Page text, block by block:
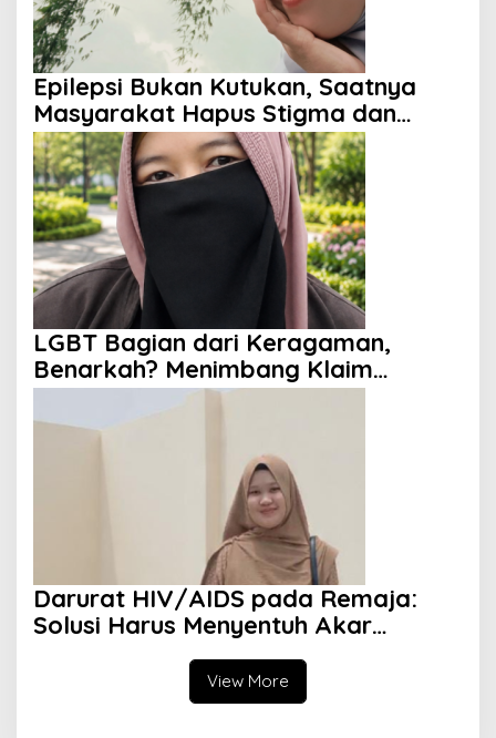
Epilepsi Bukan Kutukan, Saatnya
Masyarakat Hapus Stigma dan
Berikan Harapan
LGBT Bagian dari Keragaman,
Benarkah? Menimbang Klaim
Diversity dan Perspektif Islam
Darurat HIV/AIDS pada Remaja:
Solusi Harus Menyentuh Akar
View More